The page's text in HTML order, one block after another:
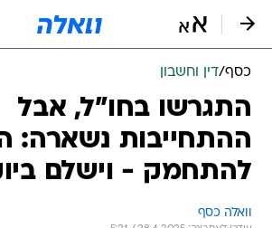
כסף/דין וחשבון
התגרשו בחו"ל, אבל
ההתחייבות נשארה:
להתחמק - וישלם
וואלה כסף